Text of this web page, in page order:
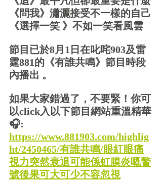
《問我》瀟灑接受不一樣的自己
《選擇一笑 》不如一笑看風雲
節目已於8月1日在叱咤903及雷
霆881的《有誰共鳴》節目時段
內播出 。
如果大家錯過了，不要緊！你可
以click入以下節目網站重溫精華
🎧:
https://www.881903.com/highlig
ht/2450465/有誰共鳴/眼紅眼痛
視力突然衰退可能係虹膜炎嘅警
號後果可大可少不容忽視